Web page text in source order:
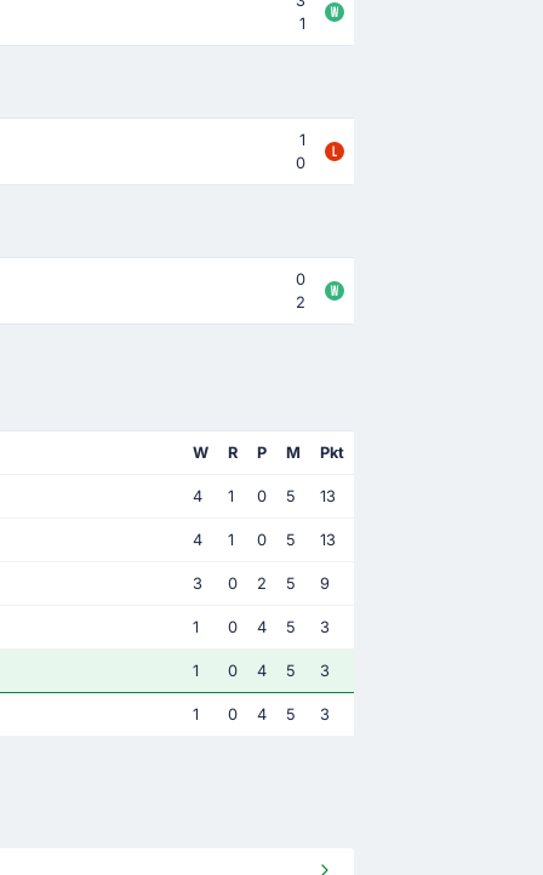
1
1
0
0
2
W R P M Pkt
4 1 0 5 13
4 1 0 5 13
3 0 2 5 9
1 0 4 5 3
1 0 4 5 3
1 0 4 5 3